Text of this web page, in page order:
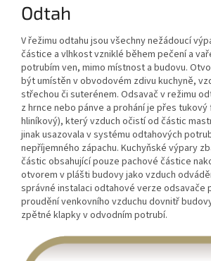
Odtah
V řežimu odtahu jsou všechny nežádoucí
částice a vlhkost vzniklé během pečení a
potrubím ven, mimo místnost a budovu.
být umístěn v obvodovém zdivu kuchyně,
střechou či suterénem. Odsavač v režimu
z hrnce nebo pánve a prohání je přes
hliníkový), který vzduch očistí od částic
jinak usazovala v systému odtahových
nepříjemného zápachu. Kuchyňské výpary
částic obsahující pouze pachové částice
otvorem v plášti budovy jako vzduch
správné instalaci odtahové verze odsavače
proudění venkovního vzduchu dovnitř
zpětné klapky v odvodním potrubí.